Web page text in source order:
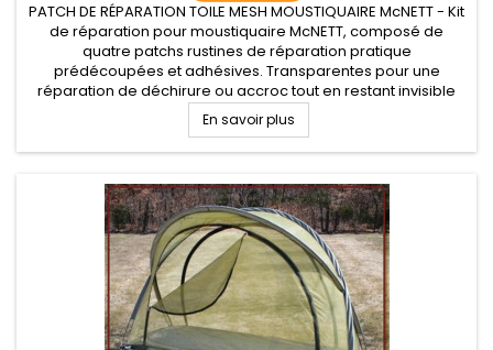
PATCH DE RÉPARATION TOILE MESH MOUSTIQUAIRE McNETT - Kit
de réparation pour moustiquaire McNETT, composé de
quatre patchs rustines de réparation pratique
prédécoupées et adhésives. Transparentes pour une
réparation de déchirure ou accroc tout en restant invisible
sur votre toile mesh moustiquaire de tente
En savoir plus